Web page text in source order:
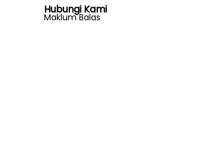
Hubungi Kami
Maklum Balas